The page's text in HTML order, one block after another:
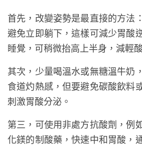
首先，改變姿勢是最直接的方法
避免立即躺下，這樣可減少胃酸
睡覺，可稍微抬高上半身，減輕
其次，少量喝溫水或無糖溫牛奶
食道灼熱感，但要避免碳酸飲料
刺激胃酸分泌。
第三，可使用非處方抗酸劑，例
化鎂的制酸藥，快速中和胃酸，